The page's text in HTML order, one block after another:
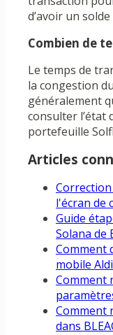
d’avoir un
Combien de
Le temps de
la congestion
généralement
consulter l’état
portefeuille
Articles
l'écran de
Guide
Solana de
Comment
mobile Aldi
Comment
Comment
dans